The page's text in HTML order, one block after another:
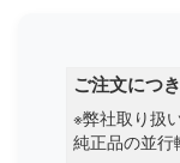
Mediacom
Medion
ご注文につ
※弊社取り扱
純正品の並行